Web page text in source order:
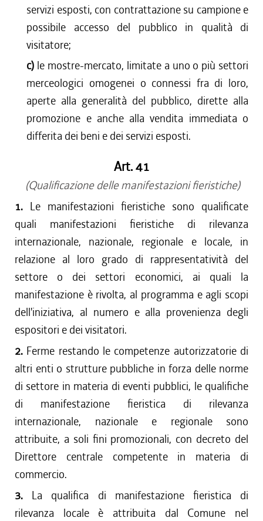
servizi esposti, con contrattazione su campione e
possibile accesso del pubblico in qualità di
visitatore;
c) le mostre-mercato, limitate a uno o più settori
merceologici omogenei o connessi fra di loro,
aperte alla generalità del pubblico, dirette alla
promozione e anche alla vendita immediata o
differita dei beni e dei servizi esposti.
Art. 41
(Qualificazione delle manifestazioni fieristiche)
1. Le manifestazioni fieristiche sono qualificate
quali manifestazioni fieristiche di rilevanza
internazionale, nazionale, regionale e locale, in
relazione al loro grado di rappresentatività del
settore o dei settori economici, ai quali la
manifestazione è rivolta, al programma e agli scopi
dell'iniziativa, al numero e alla provenienza degli
espositori e dei visitatori.
2. Ferme restando le competenze autorizzatorie di
altri enti o strutture pubbliche in forza delle norme
di settore in materia di eventi pubblici, le qualifiche
di manifestazione fieristica di rilevanza
internazionale, nazionale e regionale sono
attribuite, a soli fini promozionali, con decreto del
Direttore centrale competente in materia di
commercio.
3. La qualifica di manifestazione fieristica di
rilevanza locale è attribuita dal Comune nel